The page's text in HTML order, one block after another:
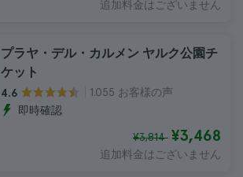
追加料金はございません
プラヤ・デル・カルメン ヤルク公園チ
ケット
4.6
1.055 お客様の声
即時確認
¥3,814 ¥3,468
追加料金はございません